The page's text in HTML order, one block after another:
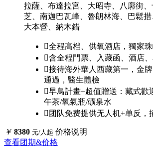
拉薩、布達拉宮、大昭寺、八廓街
芝、南迦巴瓦峰、魯朗林海、巴鬆
大本營、納木錯
全程高档、供氧酒店，獨家
含全程門票、入藏函、酒店
接待海外華人西藏第一，金
通過，醫生體檢
早鳥計畫+超值贈送：藏式歡
午茶/氧氣瓶/礦泉水
 团队免费提供无人机+单反，
￥ 8380 元/人起 价格说明
查看团期&价格